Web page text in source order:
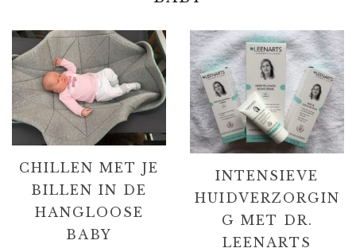
CHILLEN MET JE
BILLEN IN DE
HANGLOOSE
BABY
INTENSIEVE
HUIDVERZORGIN
G MET DR.
LEENARTS